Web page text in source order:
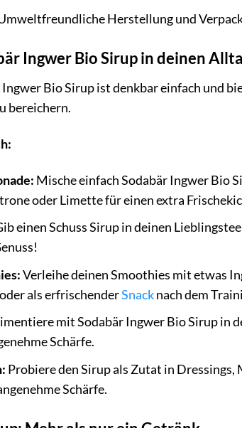
Herstellung und
Ingwer Bio Sirup in deinen
Bio Sirup ist denkbar einfach und
bereichern.
Mische einfach Sodabär Ingwer Bio
oder Limette für einen extra
einen Schuss Sirup in deinen
Verleihe deinen Smoothies mit etwas
als erfrischenderSnacknach dem
mit Sodabär Ingwer Bio Sirup in
Schärfe.
Probiere den Sirup als Zutat in Dressings,
Schärfe.